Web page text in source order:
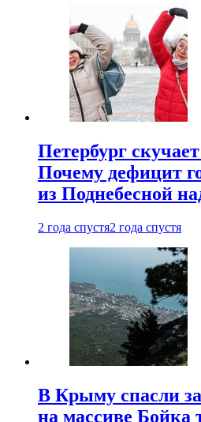
Петербург
Почему дефицит
из Поднебесной
2 года спустя2 года спустя
В Крыму спасли
на массиве Бойка